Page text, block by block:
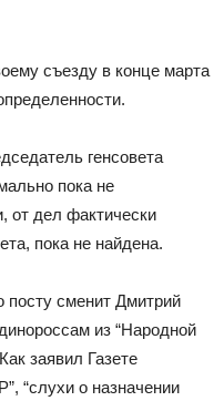
съезду в конце марта
генсовета
пока не
от дел фактически
пока не найдена.
посту сменит Дмитрий
из “Народной
заявил Газете
“слухи о назначении